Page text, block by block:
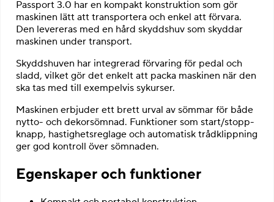
Passport 3.0 har en kompakt konstruktion som gör
maskinen lätt att transportera och enkel att förvara.
Den levereras med en hård skyddshuv som skyddar
maskinen under transport.
Skyddshuven har integrerad förvaring för pedal och
sladd, vilket gör det enkelt att packa maskinen när den
ska tas med till exempelvis sykurser.
Maskinen erbjuder ett brett urval av sömmar för både
nytto- och dekorsömnad. Funktioner som start/stopp-
knapp, hastighetsreglage och automatisk trådklippning
ger god kontroll över sömnaden.
Egenskaper och funktioner